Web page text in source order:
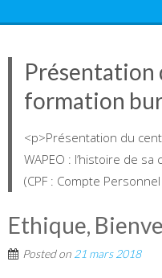
Présentation
formation
<p>Présentation du
WAPEO : l’histoire de
(CPF : Compte
Ethique,
Posted on 21 mars 2018